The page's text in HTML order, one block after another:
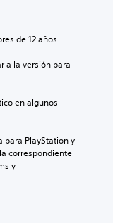
de 12 años.
a la versión para
en algunos
para PlayStation y
correspondiente
y